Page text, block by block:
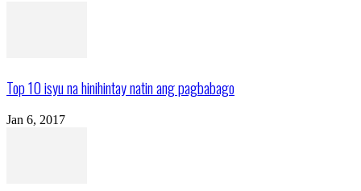
Top 10 isyu na hinihintay natin ang pagbabago
Jan 6, 2017